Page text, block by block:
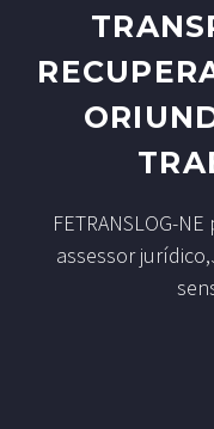
FETRANSLOG-
assessor